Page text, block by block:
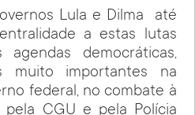
Lula e Dilma até
a estas lutas
agendas democráticas,
muito importantes na
federal, no combate à
pela CGU e pela Polícia